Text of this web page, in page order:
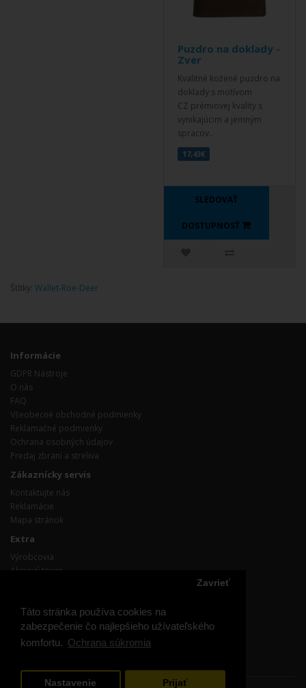
Táto stránka používa cookies na
zabezpečenie čo najlepšieho užívateľského
komfortu. Ochrana súkromia
Zavrieť
Nastavenie Prijať
Puzdro na doklady -
Zver
Kvalitné kožené puzdro na
doklady s motívom
CZ prémiovej kvality s
vynikajúcim a jemným
spracov..
17,43€
SLEDOVAŤ
DOSTUPNOSŤ
Štítky: Wallet-Roe-Deer
Informácie
GDPR Nástroje
O nás
FAQ
Všeobecné obchodné podmienky
Reklamačné podmienky
Ochrana osobných údajov
Predaj zbraní a streliva
Zákaznícky servis
Kontaktujte nás
Reklamácie
Mapa stránok
Extra
Výrobcovia
Akciový tovar
Účet
Objednávka
Obľúbené produkty
Prihláste / odhláste sa z odoberania noviniek